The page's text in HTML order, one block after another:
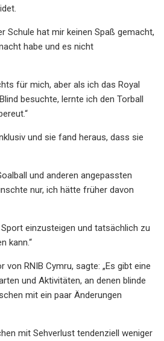
Schule hat mir keinen Spaß gemacht,
habe und es nicht
für mich, aber als ich das Royal
besuchte, lernte ich den Torball
und sie fand heraus, dass sie
und anderen angepassten
nur, ich hätte früher davon
einzusteigen und tatsächlich zu
kann.“
von RNIB Cymru, sagte: „Es gibt eine
und Aktivitäten, an denen blinde
mit ein paar Änderungen
mit Sehverlust tendenziell weniger